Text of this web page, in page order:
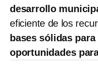
desarrollo
eficiente de los
bases sólidas
oportunidades